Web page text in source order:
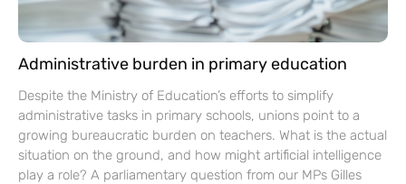
Administrative burden in primary education
Despite the Ministry of Education’s efforts to simplify
administrative tasks in primary schools, unions point to a
growing bureaucratic burden on teachers. What is the actual
situation on the ground, and how might artificial intelligence
play a role? A parliamentary question from our MPs Gilles